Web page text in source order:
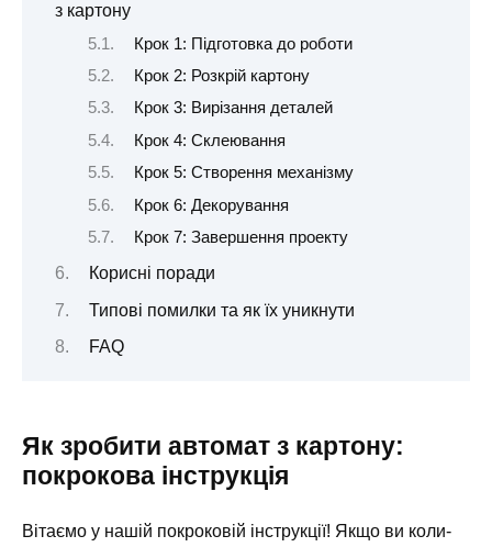
з картону
Крок 1: Підготовка до роботи
Крок 2: Розкрій картону
Крок 3: Вирізання деталей
Крок 4: Склеювання
Крок 5: Створення механізму
Крок 6: Декорування
Крок 7: Завершення проекту
Корисні поради
Типові помилки та як їх уникнути
FAQ
Як зробити автомат з картону:
покрокова інструкція
Вітаємо у нашій покроковій інструкції! Якщо ви коли-